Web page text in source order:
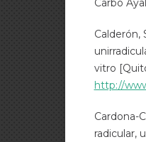
Carbó
Calderón,
vitro
http://
Cardona-
radicular,